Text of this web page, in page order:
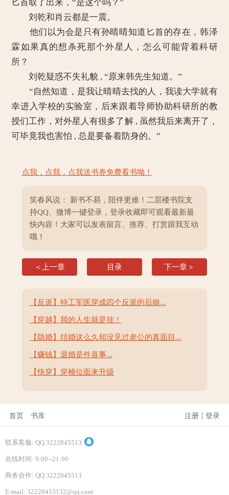
匕首取了出来，“是这个吗？”
刘乾和肖云都是一震。
他们以为会是只有孙晴晴知道匕首的存在，韩泽
霖如果真的想杀死那个外星人，怎么可能背着科研
所？
刘乾疑惑不失礼貌 , “原来韩先生知道。”
“自然知道，是我让晴晴去找的人，我读大学就有
幸进入学校的实验室，后来跟着导师协助科研所的教
授们工作，对外星人有很多了解 , 虽然我后来离开了，
可毕竟我也害怕 , 总是要备着防身的。”
点我，点我，点我送书券免费看书呦！
笑春风说： 新书不易，陪伴更难！二层楼书院支
持QQ、微博一键登录，登录收藏即可观看最新最
快内容！大家可以发表留言、推荐、打赏跟我互动
哦！
＜上一章 目录 下一章＞
【反派】特工军医穿成四个反派的后娘...
【穿越】我的人生就是挂！
【隐婚】结婚这么久却没见过老公的真面目...
【赚钱】退婚是件喜事...
【快穿】穿梭位面来升级
首页 书库 注册 | 登录
联系客服: QQ 3222845513
在线时间: 9:00--21:00
商务合作: QQ 3222845513
E-mail: 32228455132@qq.com